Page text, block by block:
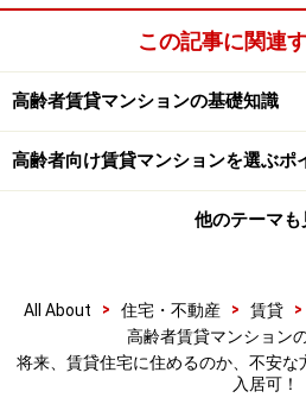
この記事に関連
高齢者賃貸マンションの基礎知識
高齢者向け賃貸マンションを選ぶポ
他のテーマも
All About > 住宅・不動産 > 賃貸 >
高齢者賃貸マンション
将来、賃貸住宅に住めるのか、不安
入居可！